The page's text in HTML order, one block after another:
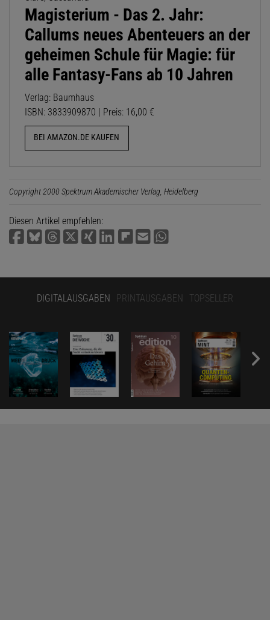
Magisterium - Das 2. Jahr:
Callums neues Abenteuers an der
geheimen Schule für Magie: für
alle Fantasy-Fans ab 10 Jahren
Verlag: Baumhaus
ISBN: 3833909870 | Preis: 16,00 €
BEI AMAZON.DE KAUFEN
Copyright 2000 Spektrum Akademischer Verlag, Heidelberg
Diesen Artikel empfehlen:
DIGITALAUSGABEN PRINTAUSGABEN TOPSELLER